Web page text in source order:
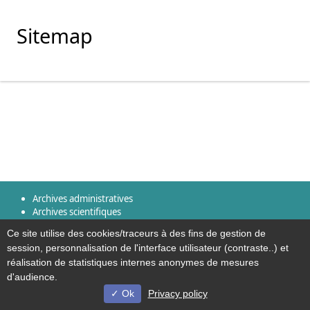
Sitemap
Archives administratives
Archives scientifiques
Sitemap
© Université de Lille - 2022
Ce site utilise des cookies/traceurs à des fins de gestion de
session, personnalisation de l'interface utilisateur (contraste..) et
réalisation de statistiques internes anonymes de mesures
d'audience.
Ok
Privacy policy